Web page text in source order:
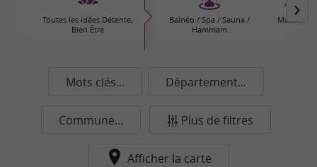
Toutes les idées Détente,
Bien Être
Balnéo / Spa / Sauna /
Hammam
Massages
Mots clés... Département...
Commune... Plus de filtres
Afficher la carte